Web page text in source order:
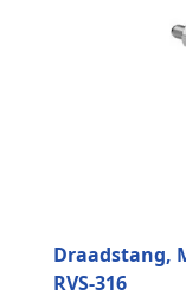
Draadstang,
RVS-316